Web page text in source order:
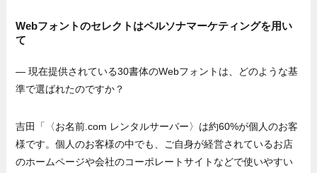
Webフォントのセレクトはペルソナマーケティングを用い
て
— 現在提供されている30書体のWebフォントは、どのような基
準で選ばれたのですか？
吉田「〈お名前.com レンタルサーバー〉は約60%が個人のお客
様です。個人のお客様の中でも、ご自身が経営されているお店
のホームページや会社のコーポレートサイトなどで使いやすい